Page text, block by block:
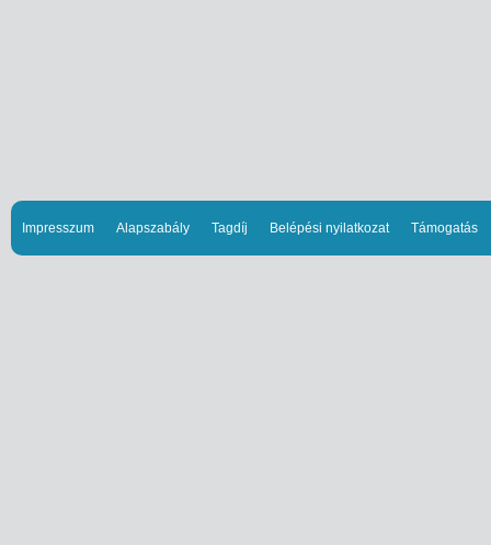
Impresszum Alapszabály Tagdíj Belépési nyilatkozat Támogatás